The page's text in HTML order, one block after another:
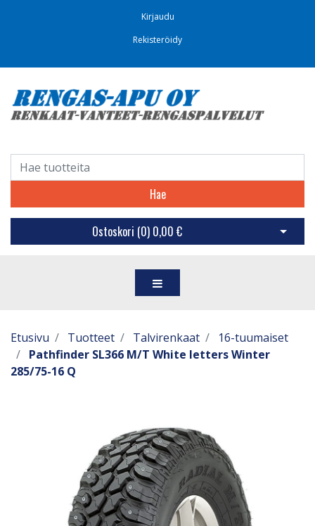
Kirjaudu
Rekisteröidy
Hae
Ostoskori (0) 0,00 € Avaa
Etusivu Tuotteet Talvirenkaat
16-tuumaiset
Pathfinder SL366 M/T White letters Winter
285/75-16 Q